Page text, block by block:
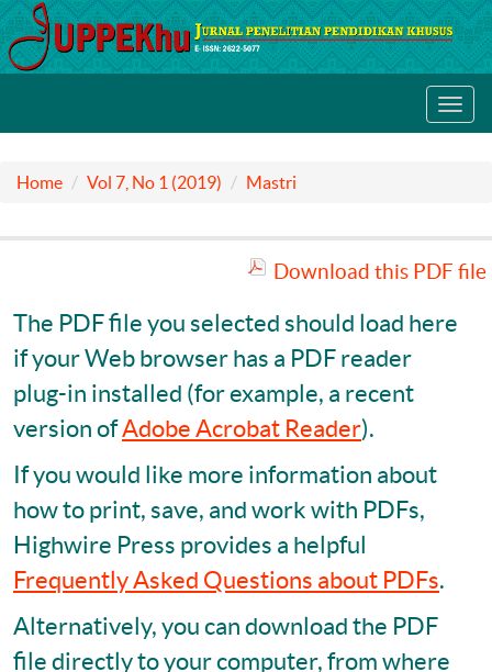
Home Vol 7, No 1 (2019) Mastri
Download this PDF file
The PDF file you selected should load here
if your Web browser has a PDF reader
plug-in installed (for example, a recent
version ofAdobe Acrobat Reader).
If you would like more information about
how to print, save, and work with PDFs,
Highwire Press provides a helpful
Frequently Asked Questions about PDFs.
Alternatively, you can download the PDF
file directly to your computer, from where